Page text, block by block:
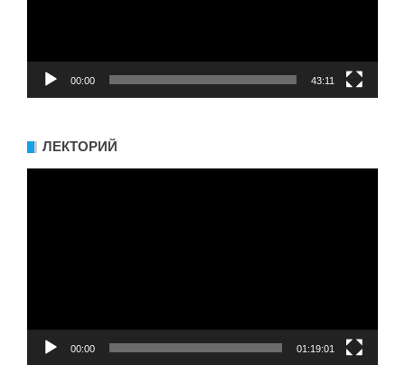
00:00 43:11
ЛЕКТОРИЙ
00:00 01:19:01